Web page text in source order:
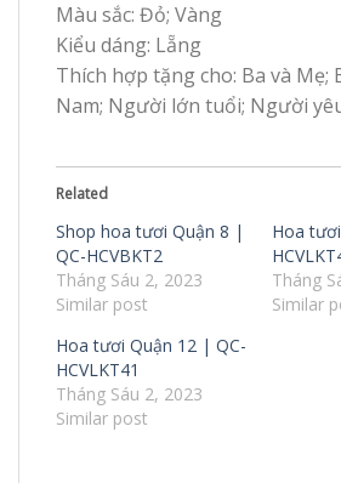
Màu sắc: Đỏ; Vàng
Kiểu dáng: Lẵng
Thích hợp tặng cho: Ba và Mẹ;
Nam; Người lớn tuổi; Người
Related
Shop hoa tươi Quận 8 |
QC-HCVBKT2
Tháng Sáu 2, 2023
Similar post
Hoa
Tháng
Similar
Hoa tươi Quận 12 | QC-
HCVLKT41
Tháng Sáu 2, 2023
Similar post